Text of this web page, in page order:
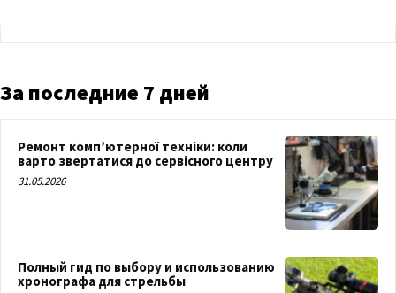
За последние 7 дней
Ремонт комп’ютерної техніки: коли
варто звертатися до сервісного центру
31.05.2026
Полный гид по выбору и использованию
хронографа для стрельбы